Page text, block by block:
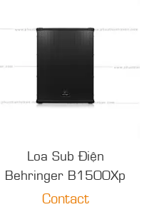
Loa Sub Điện
Behringer B1500Xp
Contact